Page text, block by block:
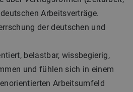
Arbeitsverträge.
der deutschen und
belastbar, wissbegierig,
und fühlen sich in einem
Arbeitsumfeld